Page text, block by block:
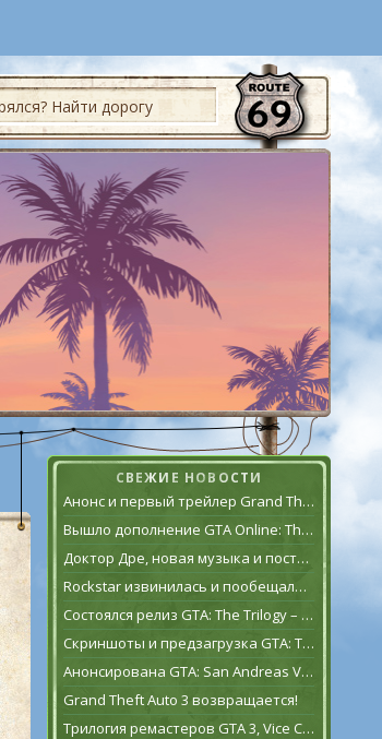
СВЕЖИЕ НОВОСТИ
Анонс и первый трейлер Grand Theft Auto VI
Вышло дополнение GTA Online: The Contract
Доктор Дре, новая музыка и постаревший Франклин Клинтон в дополнении GTA Online: The Contract
Rockstar извинилась и пообещала исправить GTA: The Trilogy – The Definitive Edition [обновлено]
Состоялся релиз GTA: The Trilogy – The Definitive Edition
Скриншоты и предзагрузка GTA: The Trilogy – The Definitive Edition
Анонсирована GTA: San Andreas VR для Oculus Quest 2
Grand Theft Auto 3 возвращается!
Трилогия ремастеров GTA 3, Vice City и San Andreas выйдет 11 ноября